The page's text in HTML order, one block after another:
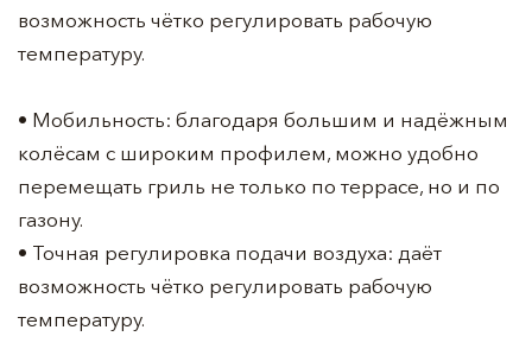
возможность чётко регулировать рабочую
температуру.
• Мобильность: благодаря большим и надёжным
колёсам с широким профилем, можно удобно
перемещать гриль не только по террасе, но и по
газону.
• Точная регулировка подачи воздуха: даёт
возможность чётко регулировать рабочую
температуру.